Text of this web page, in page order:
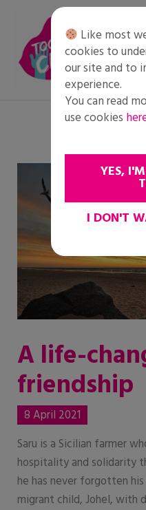
content
A life-
friendship
8 April 2021
Saru is a Sicilian farmer
hospitality and solidarity
he has never forgotten
migrant child, Johel, with
Like most
cookies to
our site and to
experience.
You can read
use cookies
YES,
I DON'T